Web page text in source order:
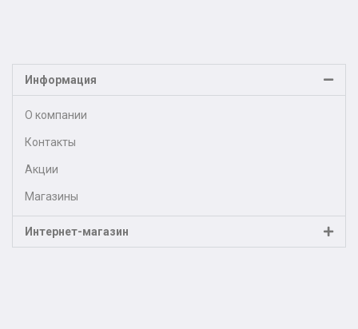
Информация
О компании
Контакты
Акции
Магазины
Интернет-магазин